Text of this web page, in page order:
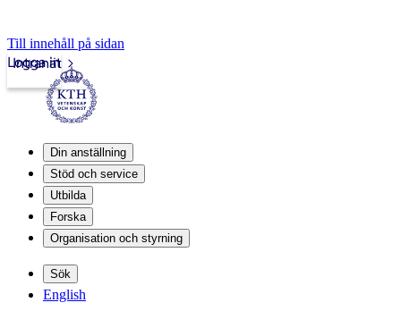
Till innehåll på sidan
Intranät
Logga in
Din anställning
Stöd och service
Utbilda
Forska
Organisation och styrning
Sök
English